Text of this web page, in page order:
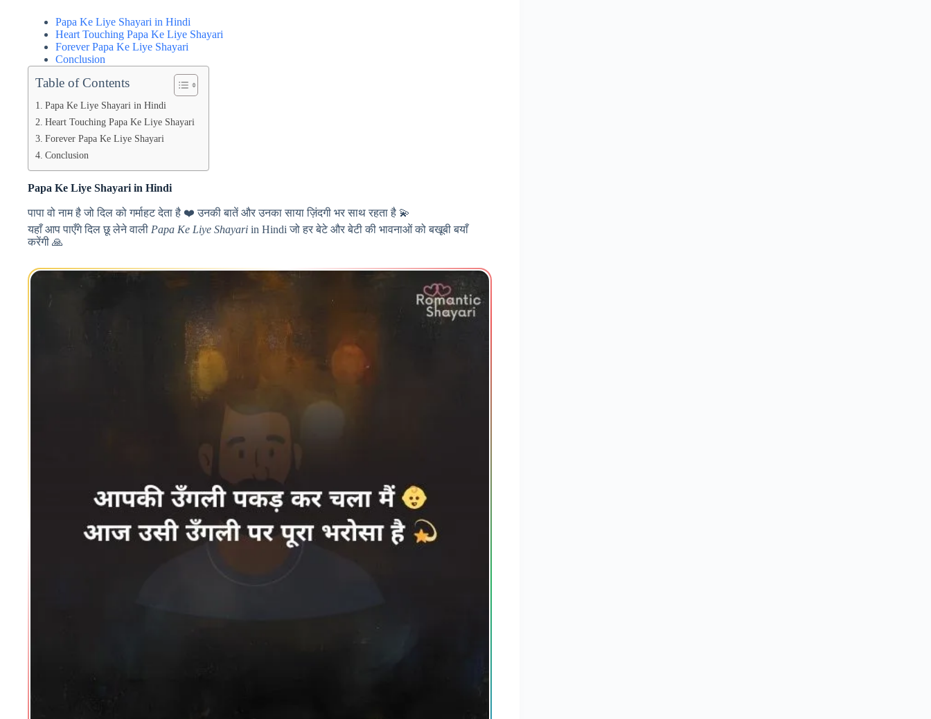
Papa Ke Liye Shayari in Hindi
Heart Touching Papa Ke Liye Shayari
Forever Papa Ke Liye Shayari
Conclusion
Table of Contents
Papa Ke Liye Shayari in Hindi
Heart Touching Papa Ke Liye Shayari
Forever Papa Ke Liye Shayari
Conclusion
Papa Ke Liye Shayari in Hindi
पापा वो नाम है जो दिल को गर्माहट देता है ❤️ उनकी बातें और उनका साया ज़िंदगी भर साथ रहता है 💫
यहाँ आप पाएँगे दिल छू लेने वाली Papa Ke Liye Shayari in Hindi जो हर बेटे और बेटी की भावनाओं को बखूबी बयाँ
करेंगी 🙏